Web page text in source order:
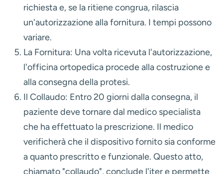
richiesta e, se la ritiene congrua, rilascia
un'autorizzazione alla fornitura. I tempi possono
variare.
La Fornitura: Una volta ricevuta l'autorizzazione,
l'officina ortopedica procede alla costruzione e
alla consegna della protesi.
Il Collaudo: Entro 20 giorni dalla consegna, il
paziente deve tornare dal medico specialista
che ha effettuato la prescrizione. Il medico
verificherà che il dispositivo fornito sia conforme
a quanto prescritto e funzionale. Questo atto,
chiamato "collaudo", conclude l'iter e permette